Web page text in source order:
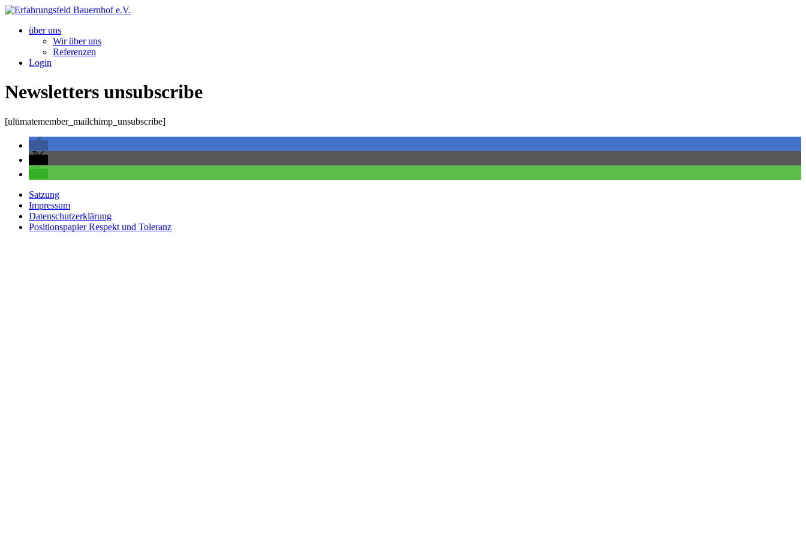
Zum
springenüber uns
Wir über uns
Referenzen
Login
Newsletters unsubscribe
[ultimatemember_mailchimp_unsubscribe]
Satzung
Impressum
Datenschutzerklärung
Positionspapier Respekt und Toleranz